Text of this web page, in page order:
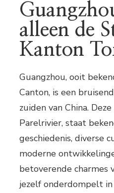
alleen de
Kanton
Guangzhou, ooit
Canton, is een
zuiden van China.
Parelrivier, staat
geschiedenis, diverse
moderne
betoverende charmes
jezelf onderdompelt in